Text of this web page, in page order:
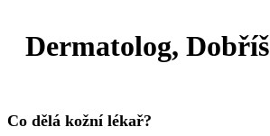
Dermatolog, Dobříš
Co dělá kožní lékař?